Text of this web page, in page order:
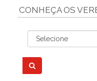
CONHEÇA OS